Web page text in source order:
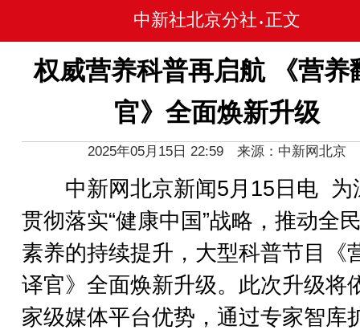
中新社北京分社 • 正文
权威营养科普再启航 《营养
官》全面焕新升级
2025年05月15日 22:59 来源：中新网北京
中新网北京新闻5月15日电 为
贯彻落实“健康中国”战略，推动全
素养的持续提升，大型科普节目《
译官》全面焕新升级。此次升级将
家级媒体平台优势，通过专家智库